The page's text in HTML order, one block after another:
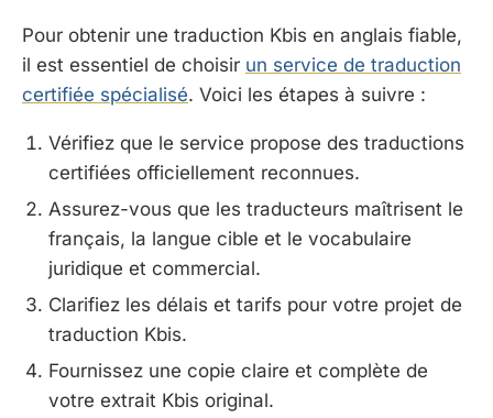
Pour obtenir une traduction Kbis en anglais fiable,
il est essentiel de choisir un service de traduction
certifiée spécialisé. Voici les étapes à suivre :
Vérifiez que le service propose des traductions
certifiées officiellement reconnues.
Assurez-vous que les traducteurs maîtrisent le
français, la langue cible et le vocabulaire
juridique et commercial.
Clarifiez les délais et tarifs pour votre projet de
traduction Kbis.
Fournissez une copie claire et complète de
votre extrait Kbis original.